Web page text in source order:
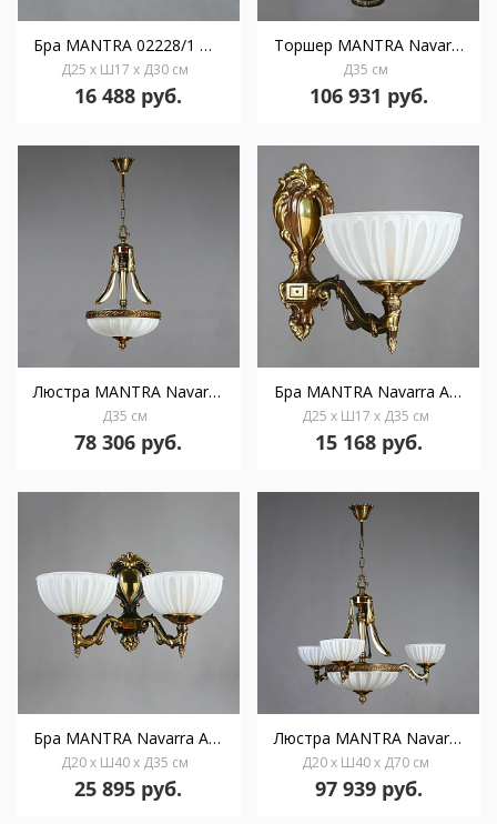
Бра MANTRA 02228/1 WP
Д25 x Ш17 x Д30 см
16 488 руб.
Торшер MANTRA Navarra Ambiente 5L 02228F/5 PB
Д35 см
106 931 руб.
Люстра MANTRA Navarra Ambiente 5L 02228 PB
Д35 см
78 306 руб.
Бра MANTRA Navarra Ambiente 02228/1 PB
Д25 x Ш17 x Д35 см
15 168 руб.
Бра MANTRA Navarra Ambiente 2L 02228/2 PB
Д20 x Ш40 x Д35 см
25 895 руб.
Люстра MANTRA Navarra Ambiente 6L 02228/3 PB
Д20 x Ш40 x Д70 см
97 939 руб.